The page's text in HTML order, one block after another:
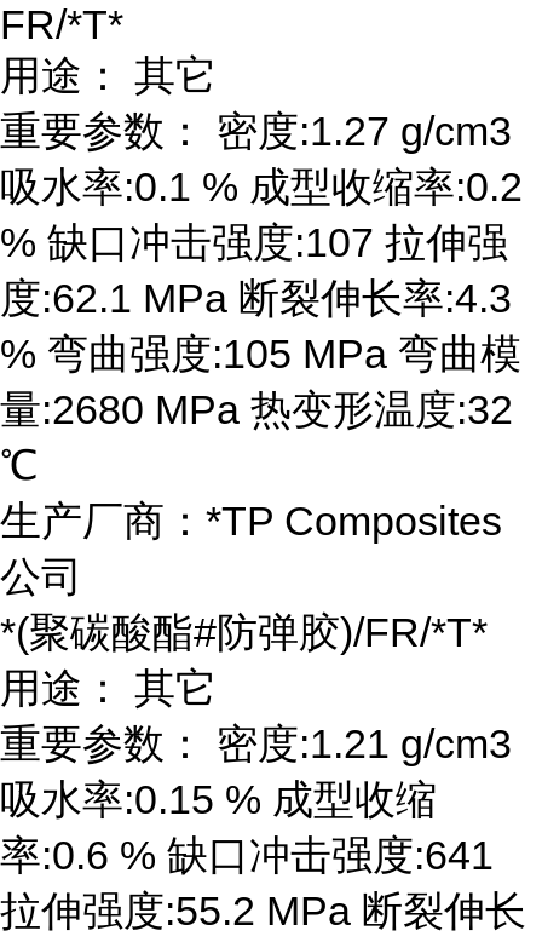
FR/*T*
用途： 其它
重要参数： 密度:1.27 g/cm3
吸水率:0.1 % 成型收缩率:0.2
% 缺口冲击强度:107 拉伸强
度:62.1 MPa 断裂伸长率:4.3
% 弯曲强度:105 MPa 弯曲模
量:2680 MPa 热变形温度:32
℃
生产厂商：*TP Composites
公司
*(聚碳酸酯#防弹胶)/FR/*T*
用途： 其它
重要参数： 密度:1.21 g/cm3
吸水率:0.15 % 成型收缩
率:0.6 % 缺口冲击强度:641
拉伸强度:55.2 MPa 断裂伸长